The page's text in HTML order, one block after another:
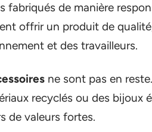
fabriqués de manière
offrir un produit de
et des travailleurs.
ne sont pas en
recyclés ou des bijoux
de valeurs fortes.